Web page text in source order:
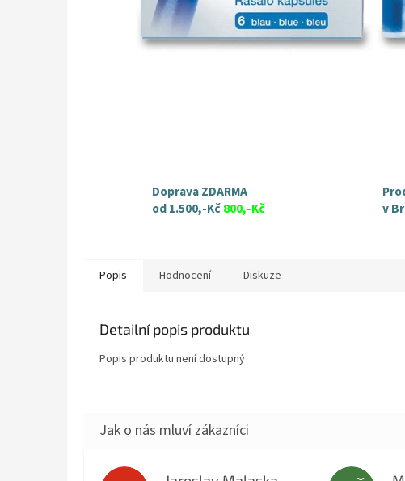
Doprava ZDARMA
od1.500,-Kč800,-Kč
v
Popis Hodnocení Diskuze
Detailní popis produktu
Popis produktu není dostupný